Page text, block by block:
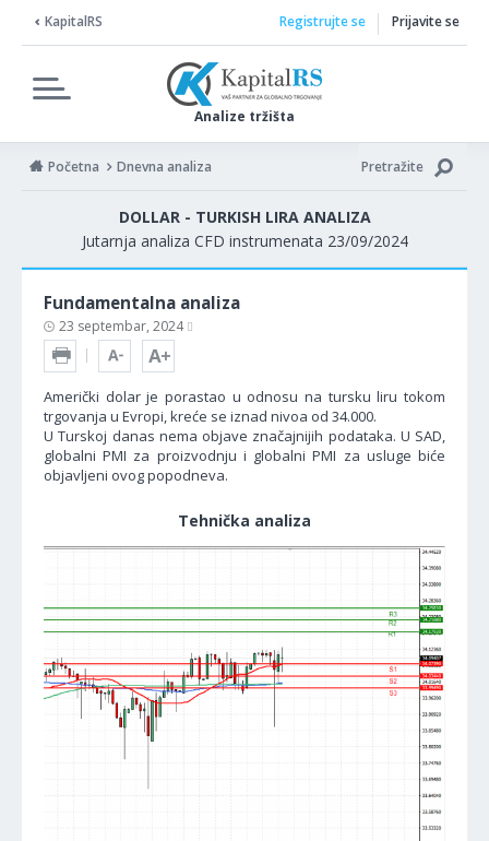
KapitalRS
Analize tržišta
Registrujte se Prijavite se
Početna Dnevna analiza Pretražite
DOLLAR - TURKISH LIRA ANALIZA
Jutarnja analiza CFD instrumenata 23/09/2024
Fundamentalna analiza
23 septembar, 2024
Američki dolar je porastao u odnosu na tursku liru tokom
trgovanja u Evropi, kreće se iznad nivoa od 34.000.
U Turskoj danas nema objave značajnijih podataka. U SAD,
globalni PMI za proizvodnju i globalni PMI za usluge biće
objavljeni ovog popodneva.
Tehnička analiza